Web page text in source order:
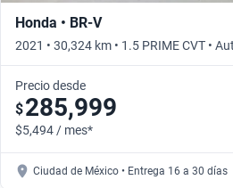
Honda • BR-V
2021 • 30,324 km • 1.5 PRIME CVT •
Precio desde
$285,999
$5,494 / mes*
Ciudad de México • Entrega 16 a 30 días